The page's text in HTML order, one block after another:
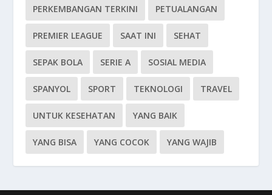
PERKEMBANGAN TERKINI PETUALANGAN
PREMIER LEAGUE SAAT INI SEHAT
SEPAK BOLA SERIE A SOSIAL MEDIA
SPANYOL SPORT TEKNOLOGI TRAVEL
UNTUK KESEHATAN YANG BAIK
YANG BISA YANG COCOK YANG WAJIB